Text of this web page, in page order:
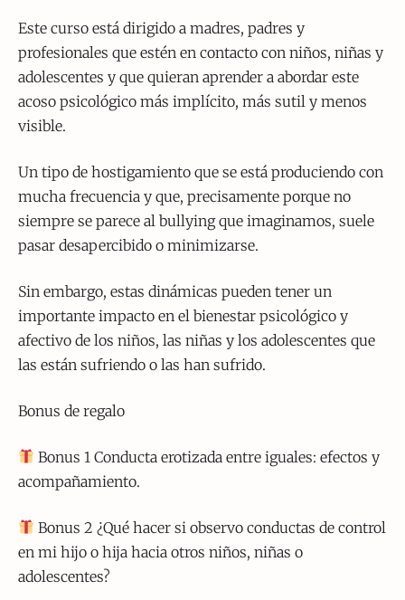
Este curso está dirigido a madres, padres y
profesionales que estén en contacto con niños, niñas y
adolescentes y que quieran aprender a abordar este
acoso psicológico más implícito, más sutil y menos
visible.
Un tipo de hostigamiento que se está produciendo con
mucha frecuencia y que, precisamente porque no
siempre se parece al bullying que imaginamos, suele
pasar desapercibido o minimizarse.
Sin embargo, estas dinámicas pueden tener un
importante impacto en el bienestar psicológico y
afectivo de los niños, las niñas y los adolescentes que
las están sufriendo o las han sufrido.
Bonus de regalo
Bonus 1 Conducta erotizada entre iguales: efectos y
acompañamiento.
Bonus 2 ¿Qué hacer si observo conductas de control
en mi hijo o hija hacia otros niños, niñas o
adolescentes?